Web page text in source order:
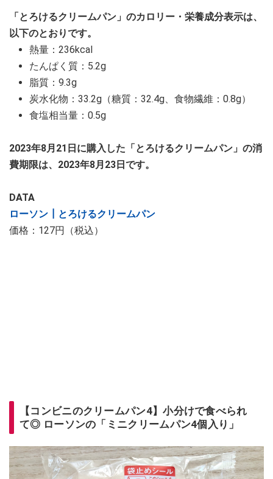
「とろけるクリームパン」のカロリー・栄養成分表示は、
以下のとおりです。
熱量：236kcal
たんぱく質：5.2g
脂質：9.3g
炭水化物：33.2g（糖質：32.4g、食物繊維：0.8g）
食塩相当量：0.5g
2023年8月21日に購入した「とろけるクリームパン」の消
費期限は、2023年8月23日です。
DATA
ローソン┃とろけるクリームパン
価格：127円（税込）
【コンビニのクリームパン4】小分けで食べられ
て◎ ローソンの「ミニクリームパン4個入り」